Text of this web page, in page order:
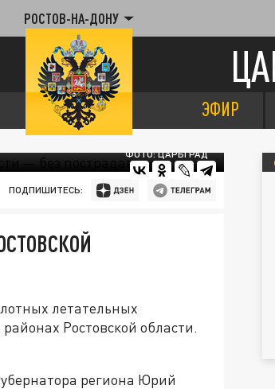
РОСТОВ-НА-ДОНУ
ЭФИР
ФОТО: ЦАРЬГРАД
ПОДПИШИТЕСЬ:
летательных
Ростовской области.
региона Юрий